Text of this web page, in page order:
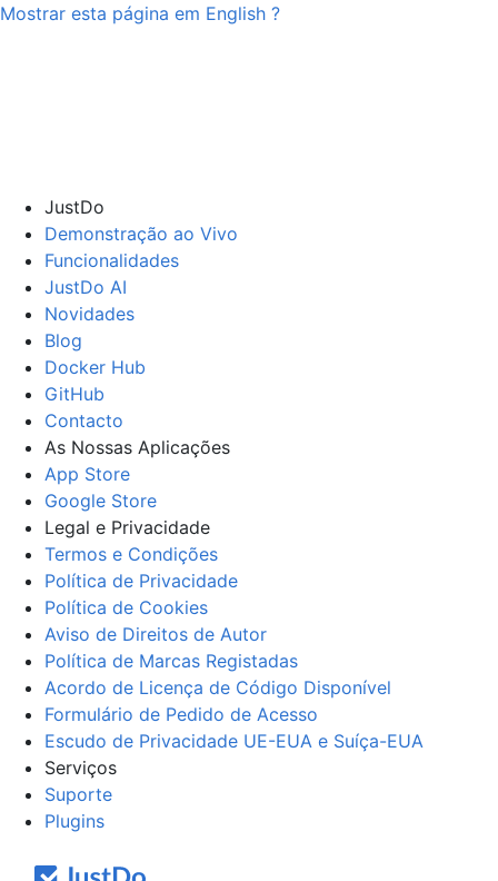
Mostrar esta página em English ?
JustDo
Demonstração ao Vivo
Funcionalidades
JustDo AI
Novidades
Blog
Docker Hub
GitHub
Contacto
As Nossas Aplicações
App Store
Google Store
Legal e Privacidade
Termos e Condições
Política de Privacidade
Política de Cookies
Aviso de Direitos de Autor
Política de Marcas Registadas
Acordo de Licença de Código Disponível
Formulário de Pedido de Acesso
Escudo de Privacidade UE-EUA e Suíça-EUA
Serviços
Suporte
Plugins